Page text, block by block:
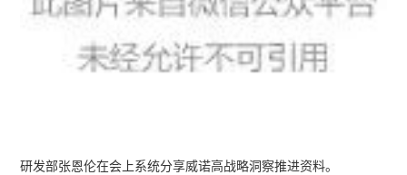
研发部张恩伦在会上系统分享威诺高战略洞察推进资料。